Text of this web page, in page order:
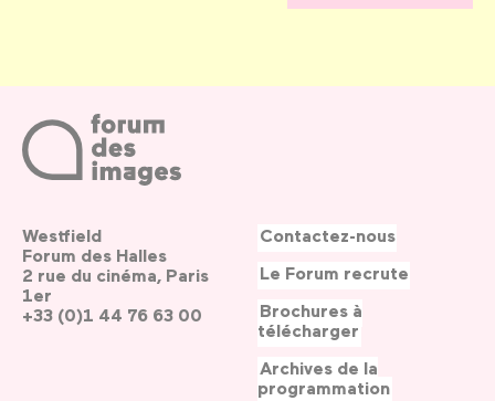
Westfield
Forum des Halles
2 rue du cinéma, Paris
1er
+33 (0)1 44 76 63 00
Contactez-nous
Le Forum recrute
Brochures à
télécharger
Archives de la
programmation